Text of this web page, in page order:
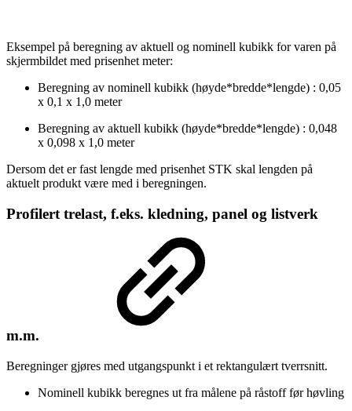
Eksempel på beregning av aktuell og nominell kubikk for varen på
skjermbildet med prisenhet meter:
Beregning av nominell kubikk (høyde*bredde*lengde) : 0,05
x 0,1 x 1,0 meter
Beregning av aktuell kubikk (høyde*bredde*lengde) : 0,048
x 0,098 x 1,0 meter
Dersom det er fast lengde med prisenhet STK skal lengden på
aktuelt produkt være med i beregningen.
Profilert trelast, f.eks. kledning, panel og listverk
m.m.
Beregninger gjøres med utgangspunkt i et rektangulært tverrsnitt.
Nominell kubikk beregnes ut fra målene på råstoff før høvling